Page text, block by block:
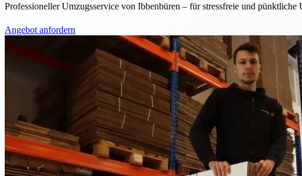
Professioneller Umzugsservice von Ibbenbüren – für stressfreie und
Angebot anfordern